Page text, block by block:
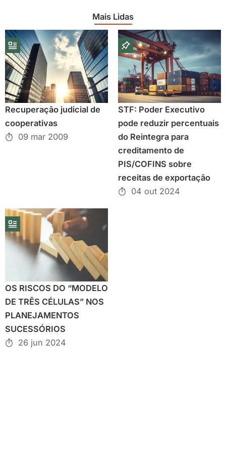
Mais Lidas
Recuperação judicial de
cooperativas
09 mar 2009
STF: Poder Executivo
pode reduzir percentuais
do Reintegra para
creditamento de
PIS/COFINS sobre
receitas de exportação
04 out 2024
OS RISCOS DO “MODELO
DE TRÊS CÉLULAS” NOS
PLANEJAMENTOS
SUCESSÓRIOS
26 jun 2024